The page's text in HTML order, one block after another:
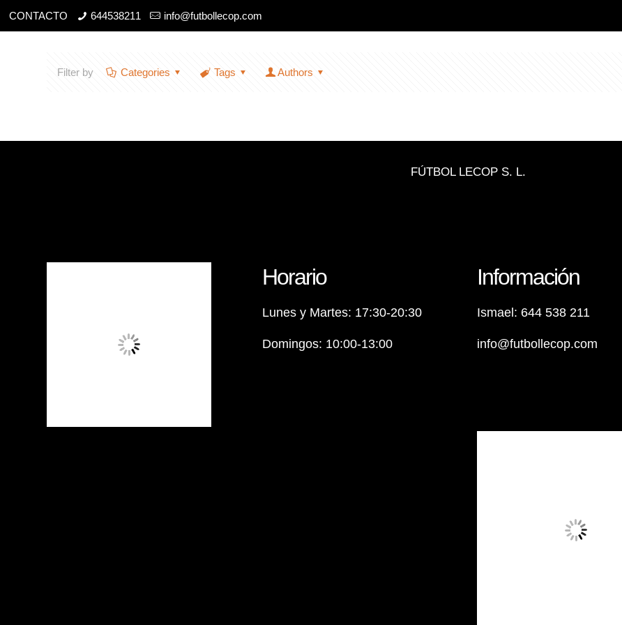
CONTACTO 644538211 info@futbollecop.com
Filter by Categories Tags Authors
FÚTBOL LECOP S. L.
Horario
Lunes y Martes: 17:30-20:30
Domingos: 10:00-13:00
Información
Ismael: 644 538 211
info@futbollecop.com